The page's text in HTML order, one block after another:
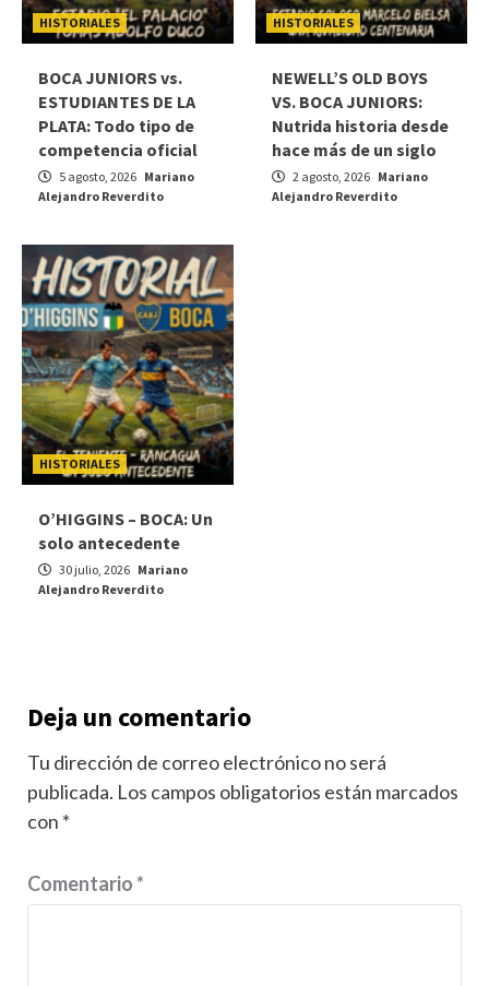
HISTORIALES
BOCA JUNIORS vs.
ESTUDIANTES DE LA
PLATA: Todo tipo de
competencia oficial
5 agosto, 2026 Mariano
Alejandro Reverdito
HISTORIALES
NEWELL’S OLD BOYS
VS. BOCA JUNIORS:
Nutrida historia desde
hace más de un siglo
2 agosto, 2026 Mariano
Alejandro Reverdito
HISTORIALES
O’HIGGINS – BOCA: Un
solo antecedente
30 julio, 2026 Mariano
Alejandro Reverdito
Deja un comentario
Tu dirección de correo electrónico no será
publicada. Los campos obligatorios están marcados
con *
Comentario*